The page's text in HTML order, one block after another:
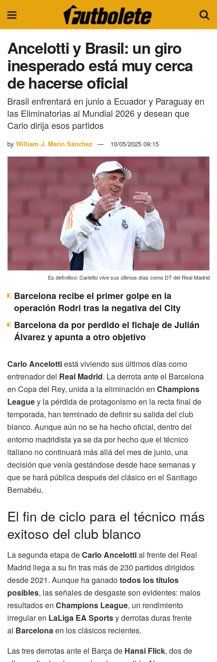
Ancelotti y Brasil: un giro
inesperado está muy cerca
de hacerse oficial
Brasil enfrentará en junio a Ecuador y Paraguay en
las Eliminatorias al Mundial 2026 y desean que
Carlo dirija esos partidos
by William J. Marín Sánchez 10/05/2025 09:15
Es definitivo: Carletto vive sus últimos días como DT del Real Madrid
Barcelona recibe el primer golpe en la
operación Rodri tras la negativa del City
Barcelona da por perdido el fichaje de Julián
Álvarez y apunta a otro objetivo
Carlo Ancelottiestá viviendo sus últimos días como
entrenador del Real Madrid. La derrota ante el Barcelona
en Copa del Rey, unida a la eliminación en Champions
Leaguey la pérdida de protagonismo en la recta final de
temporada, han terminado de definir su salida del club
blanco. Aunque aún no se ha hecho oficial, dentro del
entorno madridista ya se da por hecho que el técnico
italiano no continuará más allá del mes de junio, una
decisión que venía gestándose desde hace semanas y
que se hará pública después del clásico en el Santiago
Bernabéu.
El fin de ciclo para el técnico más
exitoso del club blanco
La segunda etapa deCarlo Ancelottial frente del Real
Madrid llega a su fin tras más de 230 partidos dirigidos
desde 2021. Aunque ha ganadotodos los títulos
posibles, las señales de desgaste son evidentes: malos
resultados en Champions League, un rendimiento
irregular en LaLiga EA Sportsy derrotas duras frente
al Barcelonaen los clásicos recientes.
Las tres derrotas ante el Barça de Hansi Flick, dos de